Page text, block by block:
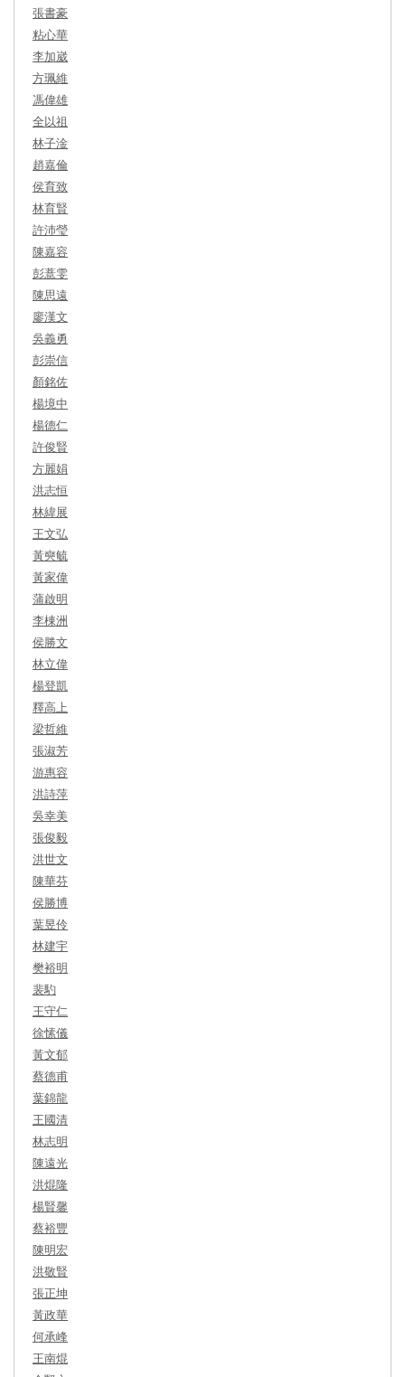
張書豪
粘心華
李加崴
方珮維
馮偉雄
全以祖
林子淦
趙嘉倫
侯育致
林育賢
許沛瑩
陳嘉容
彭薏雯
陳思遠
廖漢文
吳義勇
彭崇信
顏銘佐
楊境中
楊德仁
許俊賢
方麗娟
洪志恒
林緯展
王文弘
黃奭毓
黃家偉
蒲啟明
李棟洲
侯勝文
林立偉
楊登凱
釋高上
梁哲維
張淑芳
游惠容
洪詩萍
吳幸美
張俊毅
洪世文
陳華芬
侯勝博
葉昱伶
林建宇
樊裕明
裴馰
王守仁
徐愫儀
黃文郁
蔡德甫
葉錦龍
王國清
林志明
陳遠光
洪焜隆
楊賢馨
蔡裕豐
陳明宏
洪敬賢
張正坤
黃政華
何承峰
王南焜